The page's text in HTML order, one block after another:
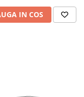
IN COS